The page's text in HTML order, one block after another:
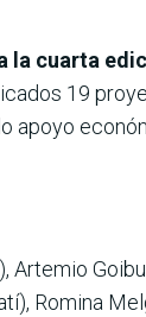
la cuarta
19
apoyo
Artemio
Romina